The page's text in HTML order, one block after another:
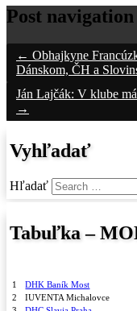
Post navigation
← Obhajkyne
Dánskom, ČH a
Ján Lajčák: V klube
→
Vyhľadať
Hľadať
Tabuľka –
1 DHK Baník Most
2
IUVENTA Michalovce